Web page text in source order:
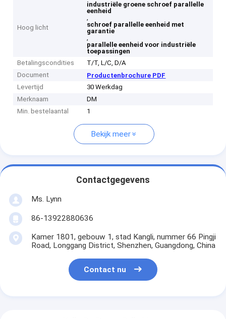
Hoog licht
industriële groene schroef parallelle
eenheid
,
schroef parallelle eenheid met
garantie
,
parallelle eenheid voor industriële
toepassingen
Betalingscondities
T/T, L/C, D/A
Document
Productenbrochure PDF
Levertijd
30 Werkdag
Merknaam
DM
Min. bestelaantal
1
Bekijk meer
Contactgegevens
Ms. Lynn
86-13922880636
Kamer 1801, gebouw 1, stad Kangli, nummer 66 Pingji
Road, Longgang District, Shenzhen, Guangdong, China
Contact nu